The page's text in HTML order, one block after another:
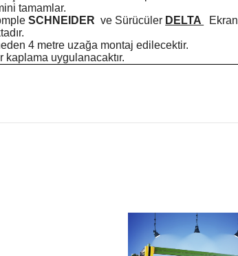
tamamlar.
SCHNEIDER ve Sürücüler DELTA
Ekran
4 metre uzağa montaj edilecektir.
kaplama uygulanacaktır.